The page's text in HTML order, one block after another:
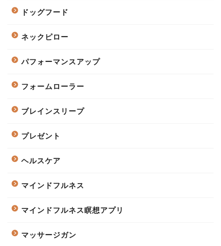
ドッグフード
ネックピロー
パフォーマンスアップ
フォームローラー
ブレインスリープ
プレゼント
ヘルスケア
マインドフルネス
マインドフルネス瞑想アプリ
マッサージガン